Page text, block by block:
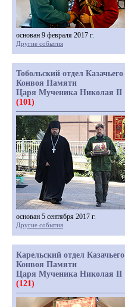
основан 9 февраля 2017 г.
Другие события
Тобольский отдел Казачьего
Конвоя Памяти
Царя Мученика Николая II
(101)
основан 5 сентября 2017 г.
Другие события
Карельский отдел Казачьего
Конвоя Памяти
Царя Мученика Николая II
(121)